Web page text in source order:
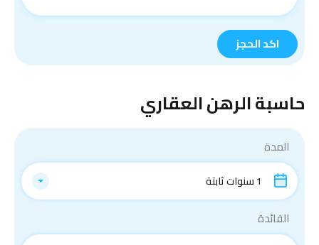
حاسبة الرهن العقاري
المدة
1 سنوات ثابتة
الفائدة